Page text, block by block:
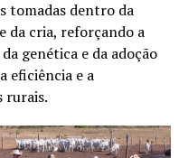
tomadas dentro da
da cria, reforçando a
genética e da adoção
eficiência e a
rurais.